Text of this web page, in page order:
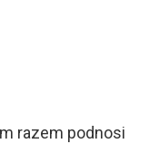
razem podnosi